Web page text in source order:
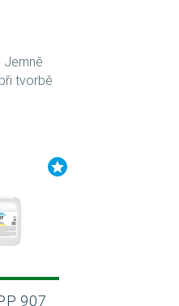
Jemně
tvorbě
907